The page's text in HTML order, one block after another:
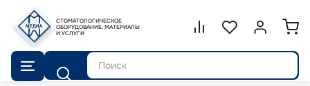
СТОМАТОЛОГИЧЕСКОЕ
ОБОРУДОВАНИЕ, МАТЕРИАЛЫ
И УСЛУГИ
Сравнение.
СписокВойти или
Поиск